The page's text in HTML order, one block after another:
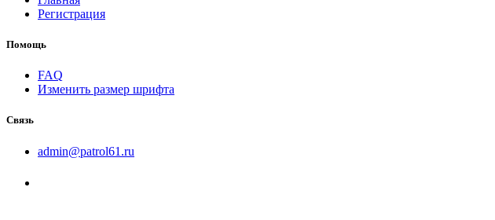
Регистрация
Помощь
FAQ
Изменить размер шрифта
Связь
admin@patrol61.ru